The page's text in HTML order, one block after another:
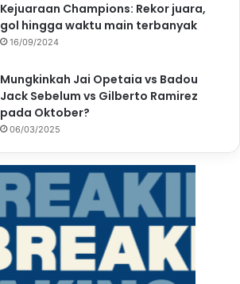
Kejuaraan Champions: Rekor juara,
gol hingga waktu main terbanyak
16/09/2024
Mungkinkah Jai Opetaia vs Badou
Jack Sebelum vs Gilberto Ramirez
pada Oktober?
06/03/2025